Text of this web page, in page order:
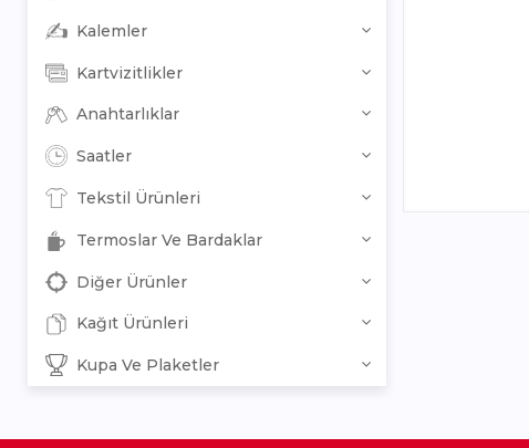
Kalemler
Kartvizitlikler
Anahtarlıklar
Saatler
Tekstil Ürünleri
Termoslar Ve Bardaklar
Diğer Ürünler
Kağıt Ürünleri
Kupa Ve Plaketler